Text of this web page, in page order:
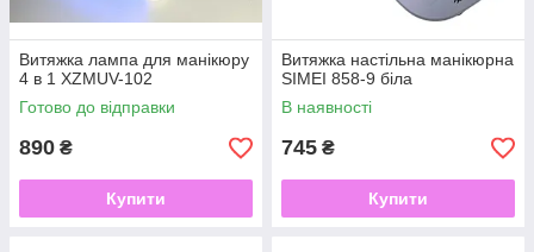
Витяжка лампа для манікюру
4 в 1 XZMUV-102
Готово до відправки
890 ₴
Купити
Витяжка настільна манікюрна
SIMEI 858-9 біла
В наявності
745 ₴
Купити